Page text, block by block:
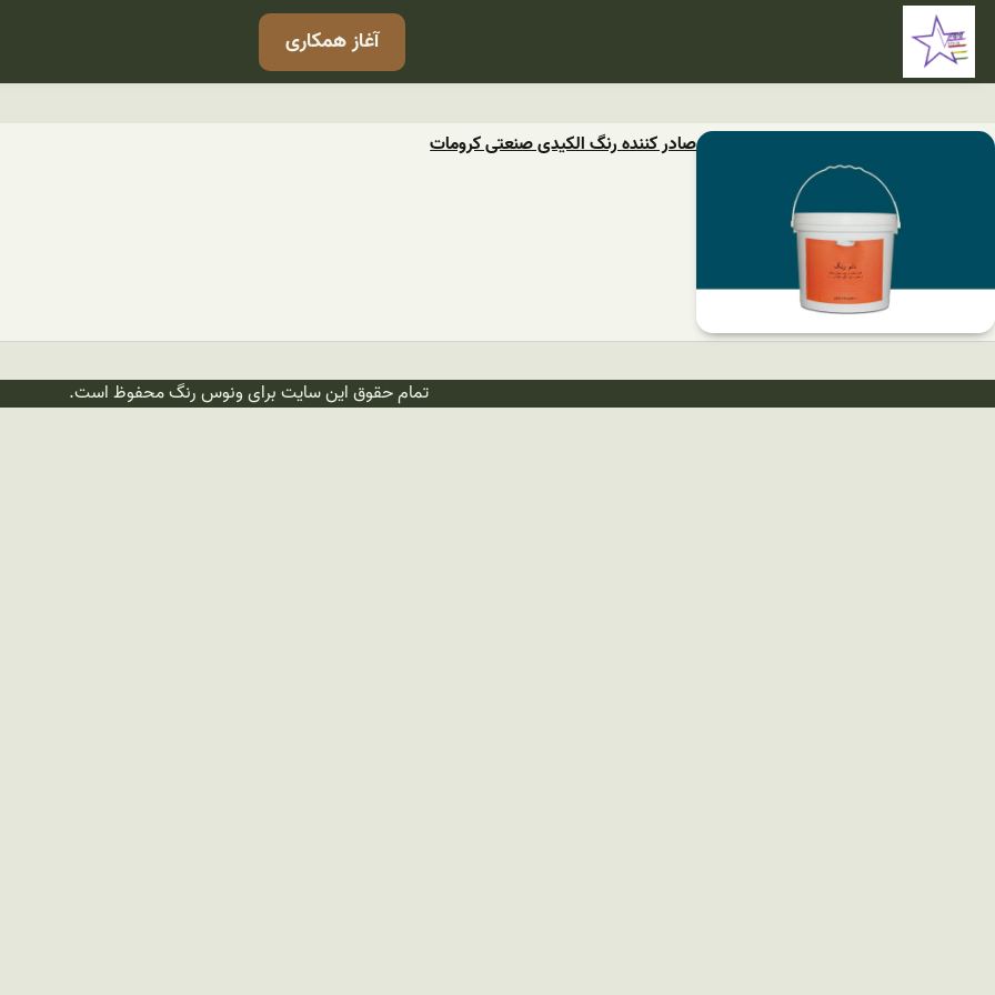
آغاز همکاری
صادر کننده رنگ الکیدی صنعتی کرومات
تمام حقوق این سایت برای ونوس رنگ محفوظ است.